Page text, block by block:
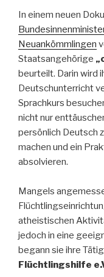
In einem neuen
Neuankömmlingen
Staatsangehörige
beurteilt. Darin wird
Deutschunterricht
Sprachkurs
nicht nur
persönlich Deutsch
machen und ein
absolvieren.
Mangels
atheistischen
jedoch in eine
begann sie ihre
Flüchtlingshilfe